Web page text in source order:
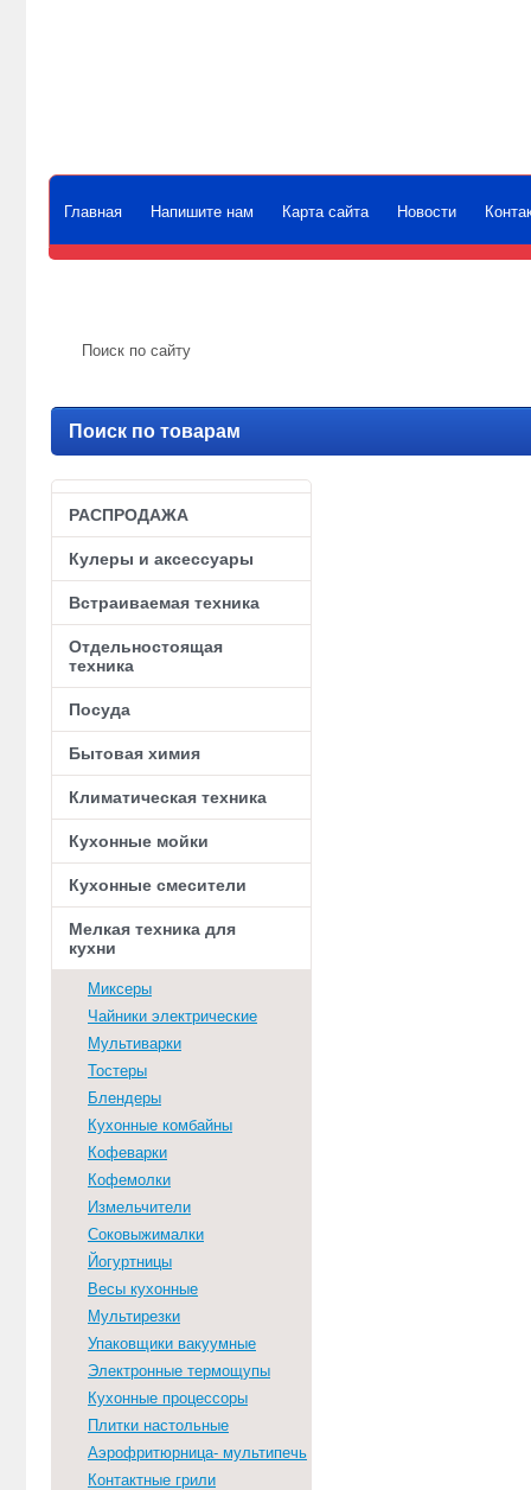
Главная Напишите нам Карта сайта Новости
Поиск по товарам
РАСПРОДАЖА
Кулеры и аксессуары
Встраиваемая техника
Отдельностоящая
техника
Посуда
Бытовая химия
Климатическая техника
Кухонные мойки
Кухонные смесители
Мелкая техника для
кухни
Миксеры
Чайники электрические
Мультиварки
Тостеры
Блендеры
Кухонные комбайны
Кофеварки
Кофемолки
Измельчители
Соковыжималки
Йогуртницы
Весы кухонные
Мультирезки
Упаковщики вакуумные
Электронные термощупы
Кухонные процессоры
Плитки настольные
Аэрофритюрница- мультипечь
Контактные грили